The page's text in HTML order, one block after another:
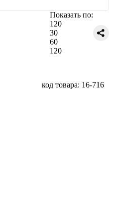
Показать по:
120
30
60
120
код товара: 16-716